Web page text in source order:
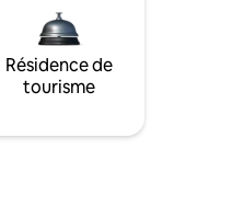
Résidence de
tourisme